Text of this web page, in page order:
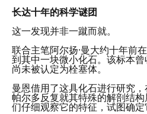
长达十年的科学谜团
这一发现并非一蹴而就。
联合主笔阿尔扬·曼大约十年前
到其中一块微小化石。该标本
尚未被认定为栓塞体。
曼恩借用了这具化石进行研究
帕尔多反复就其特殊的解剖结
们仔细观察它的特征，试图确定